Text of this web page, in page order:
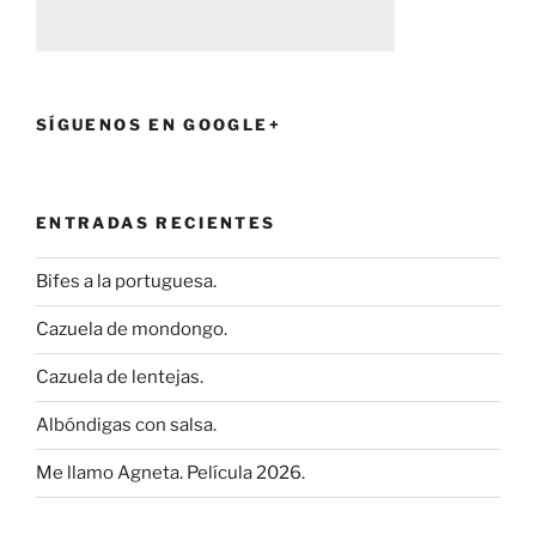
SÍGUENOS EN GOOGLE+
ENTRADAS RECIENTES
Bifes a la portuguesa.
Cazuela de mondongo.
Cazuela de lentejas.
Albóndigas con salsa.
Me llamo Agneta. Película 2026.